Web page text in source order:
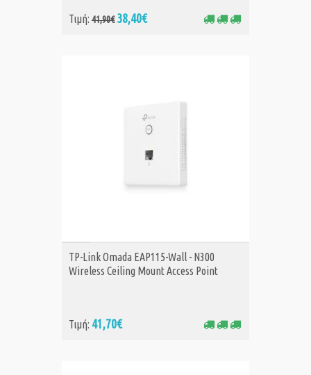
Τιμή: 41,90€ 38,40€
ΑΓΟΡΑ
TP-Link Omada EAP115-Wall - N300
Wireless Ceiling Mount Access Point
Τιμή: 41,70€